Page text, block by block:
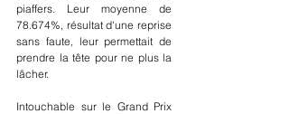
piaffers. Leur moyenne de
78.674%, résultat d'une reprise
sans faute, leur permettait de
prendre la tête pour ne plus la
lâcher.
Intouchable sur le Grand Prix